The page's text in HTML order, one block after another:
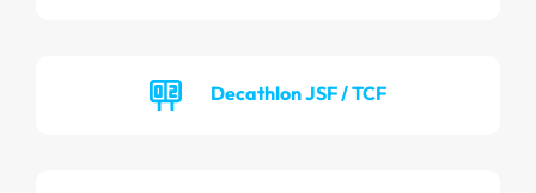
Decathlon JSF / TCF